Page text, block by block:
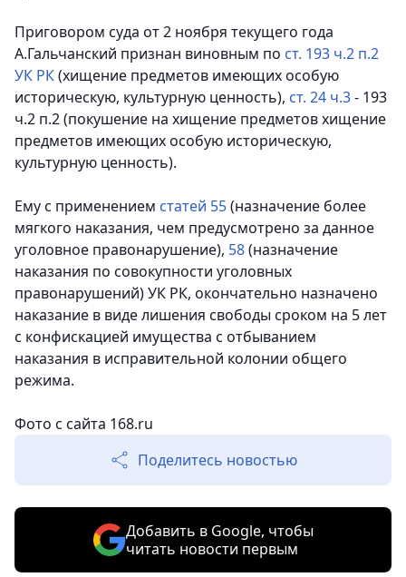
Приговором суда от 2 ноября текущего года
А.Гальчанский признан виновным по ст. 193 ч.2 п.2
УК РК(хищение предметов имеющих особую
историческую, культурную ценность), ст. 24 ч.3- 193
ч.2 п.2 (покушение на хищение предметов хищение
предметов имеющих особую историческую,
культурную ценность).
Ему с применением статей 55(назначение более
мягкого наказания, чем предусмотрено за данное
уголовное правонарушение), 58(назначение
наказания по совокупности уголовных
правонарушений) УК РК, окончательно назначено
наказание в виде лишения свободы сроком на 5 лет
с конфискацией имущества с отбыванием
наказания в исправительной колонии общего
режима.
Фото с сайта 168.ru
Поделитесь новостью
Добавить в Google, чтобы
читать новости первым